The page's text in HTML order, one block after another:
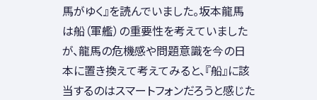
馬がゆく』を読んでいました。坂本龍馬
は船（軍艦）の重要性を考えていました
が、龍馬の危機感や問題意識を今の日
本に置き換えて考えてみると、『船』に該
当するのはスマートフォンだろうと感じた